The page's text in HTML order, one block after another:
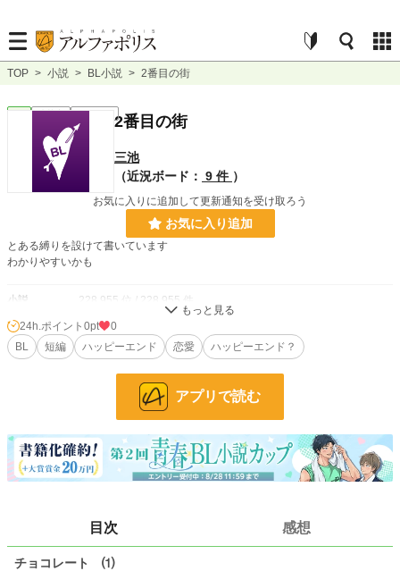
TOP > 小説 > BL小説 > 2番目の街
連載中 ｼｮｰﾄｼｮｰﾄ 2番目の街
三池
（近況ボード： 9 件 ）
お気に入りに追加して更新通知を受け取ろう
お気に入り追加
とある縛りを設けて書いています
わかりやすいかも
小説 228,955 位 / 228,955 件
BL 31,454 位 / 31,454 件
お気に入り 0
更新日時 2025.08.15 18:56
0 pt (228,955 位)
月間ポイント 0 pt (228,955 位)
24h.ポイント 0pt
0
BL
短編 ハッピーエンド 恋愛 ハッピーエンド？
アプリで読む
目次 感想
チョコレート ⑴